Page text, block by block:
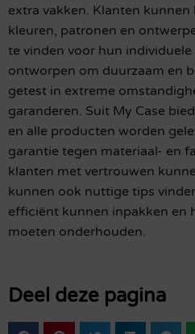
extra vakken. Klanten
kleuren, patronen en
te vinden voor hun
ontworpen om duurzaam en
getest in extreme
garanderen. Suit My Case
en alle producten worden
garantie tegen materiaal- en
klanten met vertrouwen
kunnen ook nuttige tips
efficiënt kunnen inpakken en
moeten onderhouden.
Deel deze pagina